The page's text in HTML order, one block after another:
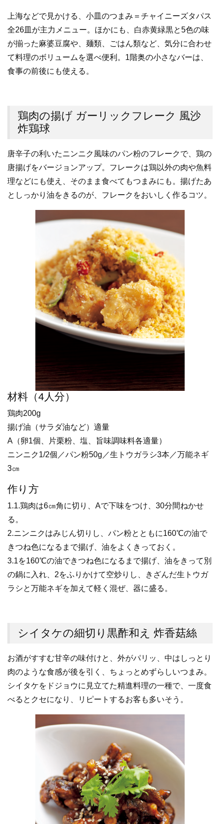
k
上海などで見かける、小皿のつまみ＝チャイニーズタパス
全26皿が主力メニュー。ほかにも、白赤黄緑黒と5色の味
が揃った麻婆豆腐や、麺類、ごはん類など、気分に合わせ
て料理のボリュームを選べ便利。1階奥の小さなバーは、
食事の前後にも使える。
鶏肉の揚げ ガーリックフレーク 風沙
炸鶏球
唐辛子の利いたニンニク風味のパン粉のフレークで、鶏の
唐揚げをバージョンアップ。フレークは鶏以外の肉や魚料
理などにも使え、そのまま食べてもつまみにも。揚げたあ
としっかり油をきるのが、フレークをおいしく作るコツ。
材料（4人分）
鶏肉200g
揚げ油（サラダ油など）適量
A（卵1個、片栗粉、塩、旨味調味料各適量）
ニンニク1/2個／パン粉50g／生トウガラシ3本／万能ネギ
3㎝
作り方
1.1.鶏肉は6㎝角に切り、Aで下味をつけ、30分間ねかせ
る。
2.ニンニクはみじん切りし、パン粉とともに160℃の油で
きつね色になるまで揚げ、油をよくきっておく。
3.1を160℃の油できつね色になるまで揚げ、油をきって別
の鍋に入れ、2をふりかけて空炒りし、きざんだ生トウガ
ラシと万能ネギを加えて軽く混ぜ、器に盛る。
シイタケの細切り黒酢和え 炸香菇絲
お酒がすすむ甘辛の味付けと、外がパリッ、中はしっとり
肉のような食感が後を引く、ちょっとめずらしいつまみ。
シイタケをドジョウに見立てた精進料理の一種で、一度食
べるとクセになり、リピートするお客も多いそう。